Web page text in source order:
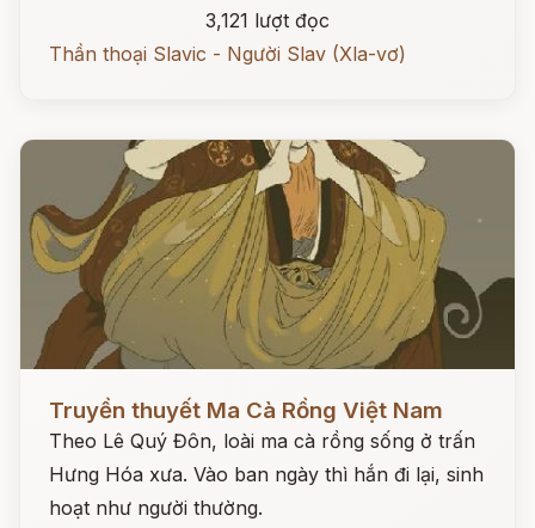
3,121 lượt đọc
Thần thoại Slavic - Người Slav (Xla-vơ)
Đọc ngay
Truyền thuyết Ma Cà Rồng Việt Nam
Theo Lê Quý Đôn, loài ma cà rồng sống ở trấn
Hưng Hóa xưa. Vào ban ngày thì hắn đi lại, sinh
hoạt như người thường.